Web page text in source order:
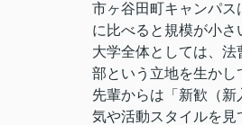
市ヶ谷田町キャンパ
に比べると規模が小さ
大学全体としては、
部という立地を生かし
先輩からは「新歓（
気や活動スタイルを